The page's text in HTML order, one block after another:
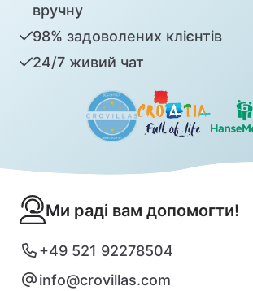
вручну
98% задоволених клієнтів
24/7 живий чат
Ми раді вам допомогти!
+49 521 92278504
info@crovillas.com